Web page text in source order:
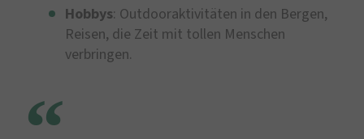
Hobbys: Outdooraktivitäten in den Bergen,
Reisen, die Zeit mit tollen Menschen
verbringen.